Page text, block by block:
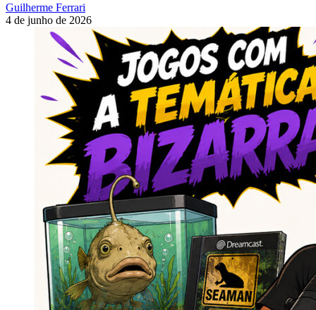
Guilherme Ferrari
4 de junho de 2026